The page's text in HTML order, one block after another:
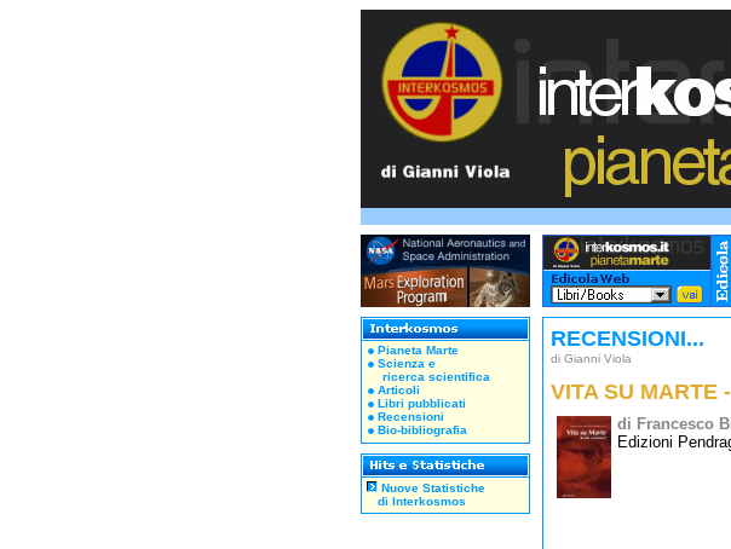
Pianeta Marte
Scienza e
ricerca scientifica
Articoli
Libri pubblicati
Recensioni
Bio-bibliografia
Nuove Statistiche
di Interkosmos
RECENSIONI...
di Gianni Viola
VITA SU MARTE
di Francesco
Edizioni